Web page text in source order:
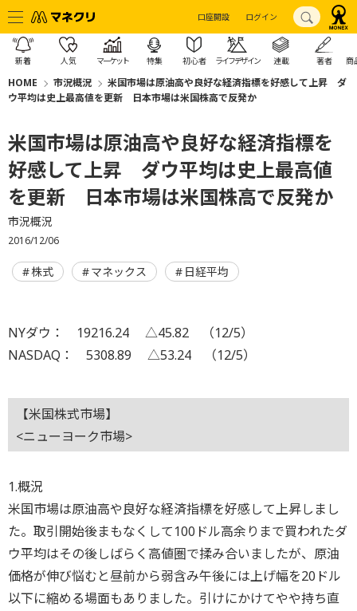
口座開設 ログイン
新着 人気 マーケット 特集 初心者 ライフデザイン 連載 著者 商
HOME 市況概況
米国市場は原油高や良好な経済指標を好感して上昇 ダ
ウ平均は史上最高値を更新 日本市場は米国株高で反発か
米国市場は原油高や良好な経済指標を
好感して上昇 ダウ平均は史上最高値
を更新 日本市場は米国株高で反発か
市況概況
2016/12/06
株式 マネックス 日経平均
NYダウ： 19216.24 △45.82 （12/5）
NASDAQ： 5308.89 △53.24 （12/5）
【米国株式市場】
<ニューヨーク市場>
1.概況
米国市場は原油高や良好な経済指標を好感して上昇しまし
た。取引開始後まもなくして100ドル高余りまで買われたダ
ウ平均はその後しばらく高値圏で揉み合いましたが、原油
価格が伸び悩むと昼前から弱含み午後には上げ幅を20ドル
以下に縮める場面もありました。引けにかけてやや持ち直